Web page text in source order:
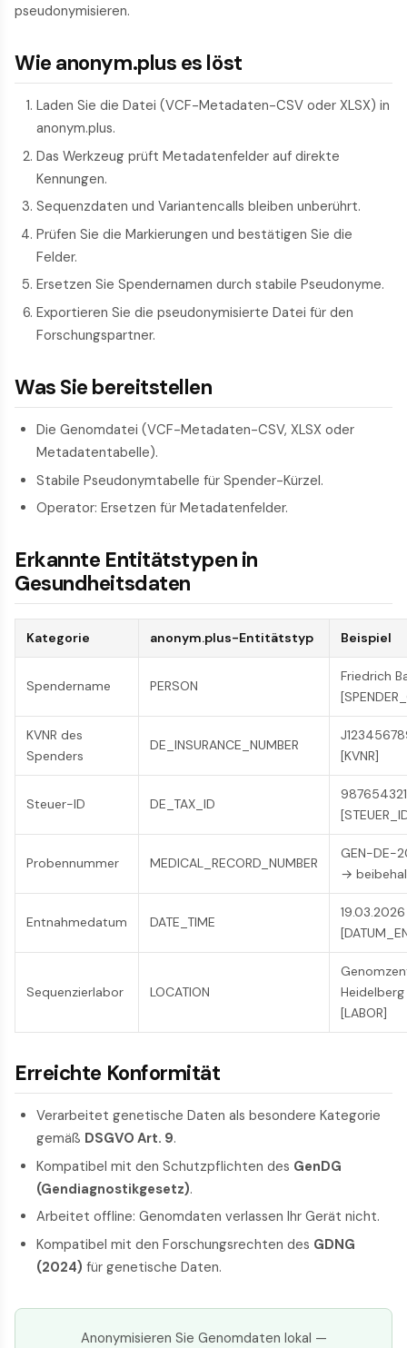
pseudonymisieren.
Wie anonym.plus es löst
Laden Sie die Datei (VCF-Metadaten-CSV oder XLSX) in
anonym.plus.
Das Werkzeug prüft Metadatenfelder auf direkte
Kennungen.
Sequenzdaten und Variantencalls bleiben unberührt.
Prüfen Sie die Markierungen und bestätigen Sie die
Felder.
Ersetzen Sie Spendernamen durch stabile Pseudonyme.
Exportieren Sie die pseudonymisierte Datei für den
Forschungspartner.
Was Sie bereitstellen
Die Genomdatei (VCF-Metadaten-CSV, XLSX oder
Metadatentabelle).
Stabile Pseudonymtabelle für Spender-Kürzel.
Operator: Ersetzen für Metadatenfelder.
Erkannte Entitätstypen in
Gesundheitsdaten
Kategorie anonym.plus-Entitätstyp Beispiel
Spendername PERSON
Friedrich
KVNR des
Spenders
DE_INSURANCE_NUMBER
[KVNR]
Steuer-ID DE_TAX_ID
Probennummer MEDICAL_RECORD_NUMBER
GEN-DE-
→
Entnahmedatum DATE_TIME
Sequenzierlabor LOCATION
[LABOR]
Erreichte Konformität
Verarbeitet genetische Daten als besondere Kategorie
gemäß DSGVO Art. 9.
Kompatibel mit den Schutzpflichten des GenDG
(Gendiagnostikgesetz).
Arbeitet offline: Genomdaten verlassen Ihr Gerät nicht.
Kompatibel mit den Forschungsrechten des GDNG
(2024) für genetische Daten.
Anonymisieren Sie Genomdaten lokal —